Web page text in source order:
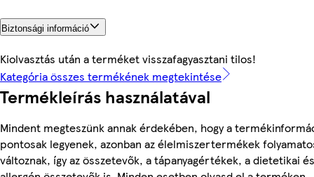
Biztonsági információ
Kiolvasztás után a terméket visszafagyasztani tilos!
Kategória összes termékének megtekintése
Termékleírás használatával
Mindent megteszünk annak érdekében, hogy a
pontosak legyenek, azonban az élelmiszertermékek
változnak, így az összetevők, a tápanyagértékek, a dietetikai és